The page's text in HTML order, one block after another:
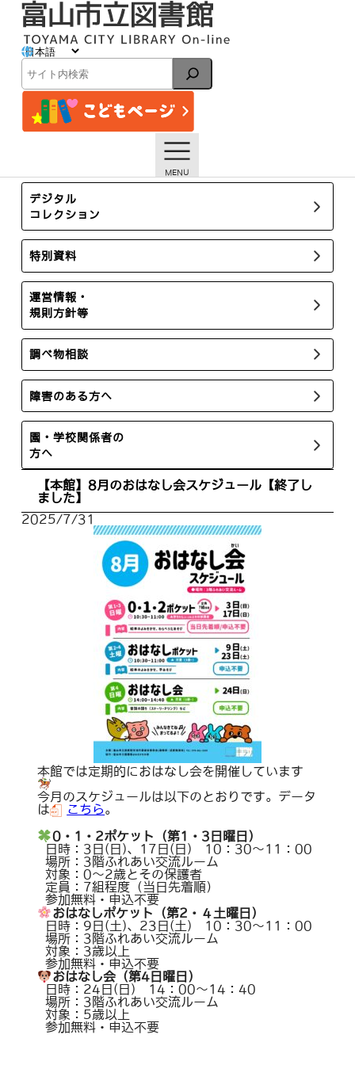
検
索
イベント
トップページ
イベント一覧
【本館】8月のおはなし会スケジュール【終了しました】
デジタル
コレクション
特別資料
運営情報・
規則方針等
調べ物相談
障害のある方へ
園・学校関係者の
方へ
【本館】8月のおはなし会スケジュール【終了し
ました】
2025/7/31
本館では定期的におはなし会を開催しています
今月のスケジュールは以下のとおりです。データ
は
こちら。
0・1・2ポケット（第1・3日曜日）
日時：3日(日)、17日(日) 10：30～11：00
場所：3階ふれあい交流ルーム
対象：0～2歳とその保護者
定員：7組程度（当日先着順）
参加無料・申込不要
おはなしポケット（第2・４土曜日）
日時：9日(土)、23日(土) 10：30～11：00
場所：3階ふれあい交流ルーム
対象：3歳以上
参加無料・申込不要
おはなし会（第4日曜日）
日時：24日(日) 14：00～14：40
場所：3階ふれあい交流ルーム
対象：5歳以上
参加無料・申込不要